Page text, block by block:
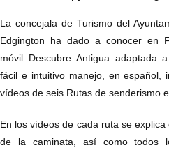
La concejala de Turismo del
Edgington ha dado a conocer en
móvil Descubre Antigua adaptada
fácil e intuitivo manejo, en español,
vídeos de seis Rutas de senderismo
En los vídeos de cada ruta se
de la caminata, así como todos